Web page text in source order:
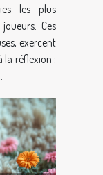
les plus
Ces
exercent
la réflexion :